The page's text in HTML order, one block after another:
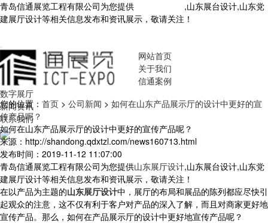
青岛信通展览工程有限公司为您提供
,山东展台设计,山东党
建展厅设计等相关信息发布和资讯展示，敬请关注！
网站首页
关于我们
信通案例
数字展厅
新闻资讯
联系我们
您的位置： 首页 > 公司新闻 > 如何在山东产品展示厅的设计中更好的宣
传产品呢？
如何在山东产品展示厅的设计中更好的宣传产品呢？
来源：http://shandong.qdxtzl.com/news160713.html
发布时间：2019-11-12 11:07:00
青岛信通展览工程有限公司为您提供山东展厅设计,山东展台设计,山东党
建展厅设计等相关信息发布和资讯展示，敬请关注！
在以产品为主题的山东展厅设计中，展厅的布局和展品的陈列都应尽快引
起观众的注意，这不仅有利于客户对产品的深入了解，而且对商家更好地
宣传产品。那么，如何在产品展示厅的设计中更好地宣传产品呢？